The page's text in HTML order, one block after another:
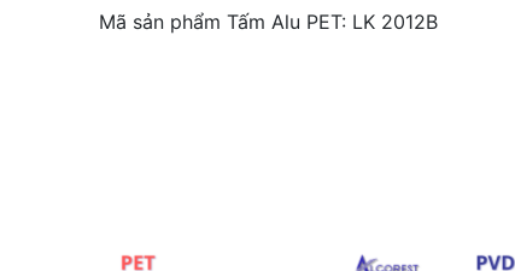
Mã sản phẩm Tấm Alu PET: LK 2012B